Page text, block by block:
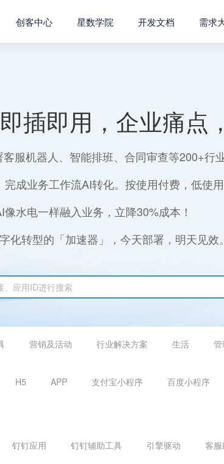
创客中心 星数学院 开发文档 需求
插即用，企业痛点
服机器人、智能排班、合同审查等200+行
完成业务工作流AI转化。按使用付费，低使
像水电一样融入业务，立降30%成本！
转型的「加速器」，今天部署，明天见效
营销及活动 行业解决方案 生活
H5 APP 支付宝小程序 百度小程序
钉钉应用 钉钉辅助工具 引擎驱动 客